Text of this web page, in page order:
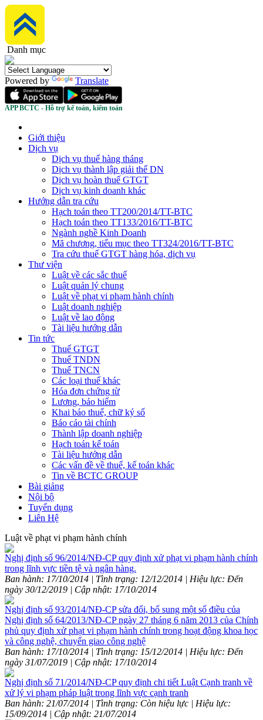
Danh mục
Powered by Translate
APP BCTC - Hỗ trợ kế toán, kiểm toán
Giới thiệu
Dịch vụ
Dịch vụ thuế hàng tháng
Dịch vụ thành lập giải thể DN
Dịch vụ hoàn thuế GTGT
Dịch vụ kinh doanh khác
Hướng dẫn tra cứu
Hạch toán theo TT200/2014/TT-BTC
Hạch toán theo TT133/2016/TT-BTC
Ngành nghề Kinh Doanh
Mã chương, tiểu mục theo TT324/2016/TT-BTC
Tra cứu thuế GTGT hàng hóa, dịch vụ
Thư viện
Luật về các sắc thuế
Luật quản lý chung
Luật về phạt vi phạm hành chính
Luật doanh nghiệp
Luật về lao động
Tài liệu hướng dẫn
Tin tức
Thuế GTGT
Thuế TNDN
Thuế TNCN
Các loại thuế khác
Hóa đơn chứng từ
Lương, bảo hiểm
Khai báo thuế, chữ ký số
Báo cáo tài chính
Thành lập doanh nghiệp
Hạch toán kế toán
Tài liệu hướng dẫn
Các vấn đề về thuế, kế toán khác
Tin về BCTC GROUP
Bài giảng
Nội bộ
Tuyển dụng
Liên Hệ
Luật về phạt vi phạm hành chính
Nghị định số 96/2014/NĐ-CP quy định xử phạt vi phạm hành chính
trong lĩnh vực tiền tệ và ngân hàng.
Ban hành: 17/10/2014 | Tình trạng: 12/12/2014 | Hiệu lực: Đến
ngày 30/12/2019 | Cập nhật: 17/10/2014
Nghị định số 93/2014/NĐ-CP sửa đổi, bổ sung một số điều của
Nghị định số 64/2013/NĐ-CP ngày 27 tháng 6 năm 2013 của Chính
phủ quy định xử phạt vi phạm hành chính trong hoạt động khoa học
và công nghệ, chuyển giao công nghệ
Ban hành: 17/10/2014 | Tình trạng: 15/12/2014 | Hiệu lực: Đến
ngày 31/07/2019 | Cập nhật: 17/10/2014
Nghị định số 71/2014/NĐ-CP quy định chi tiết Luật Cạnh tranh về
xử lý vi phạm pháp luật trong lĩnh vực cạnh tranh
Ban hành: 21/07/2014 | Tình trạng: Còn hiệu lực | Hiệu lực:
15/09/2014 | Cập nhật: 21/07/2014